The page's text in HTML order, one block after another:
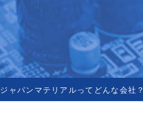
ジャパンマテリアルってどんな会社？